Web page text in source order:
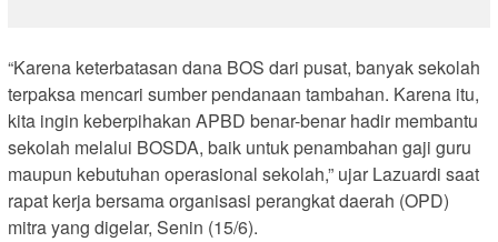
“Karena keterbatasan dana BOS dari pusat, banyak sekolah
terpaksa mencari sumber pendanaan tambahan. Karena itu,
kita ingin keberpihakan APBD benar-benar hadir membantu
sekolah melalui BOSDA, baik untuk penambahan gaji guru
maupun kebutuhan operasional sekolah,” ujar Lazuardi saat
rapat kerja bersama organisasi perangkat daerah (OPD)
mitra yang digelar, Senin (15/6).